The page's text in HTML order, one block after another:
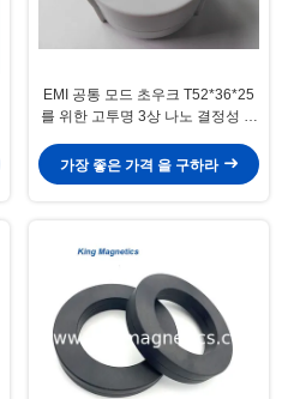
EMI 공통 모드 초우크 T52*36*25
를 위한 고투명 3상 나노 결정성 핵
가장 좋은 가격 을 구하라